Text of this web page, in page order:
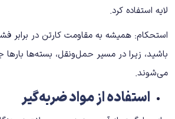
لایه استفاده کرد.
استحکام: همیشه به مقاومت کارتن در برابر
باشید، زیرا در مسیر حمل‌ونقل، بسته‌ها
می‌شوند.
استفاده از مواد ضربه‌گیر